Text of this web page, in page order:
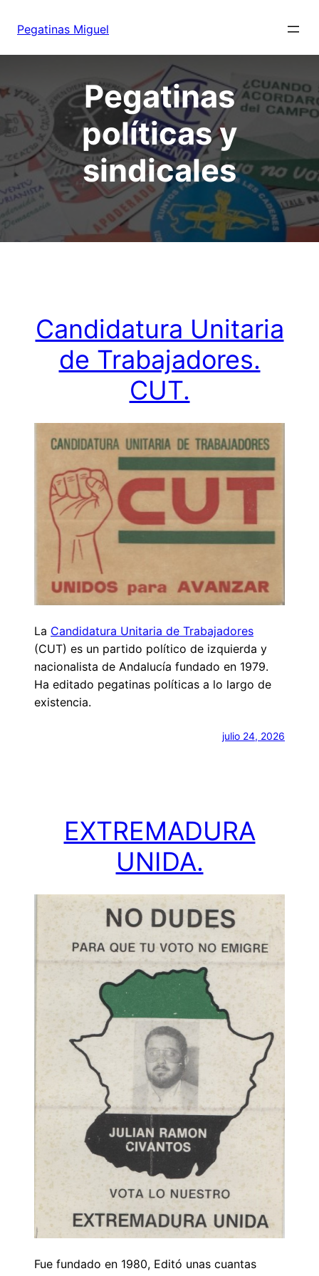
Pegatinas Miguel
Pegatinas
políticas y
sindicales
Candidatura Unitaria
de Trabajadores.
CUT.
La Candidatura Unitaria de Trabajadores
(CUT) es un partido político de izquierda y
nacionalista de Andalucía fundado en 1979.
Ha editado pegatinas políticas a lo largo de
existencia.
julio 24, 2026
EXTREMADURA
UNIDA.
Fue fundado en 1980, Editó unas cuantas